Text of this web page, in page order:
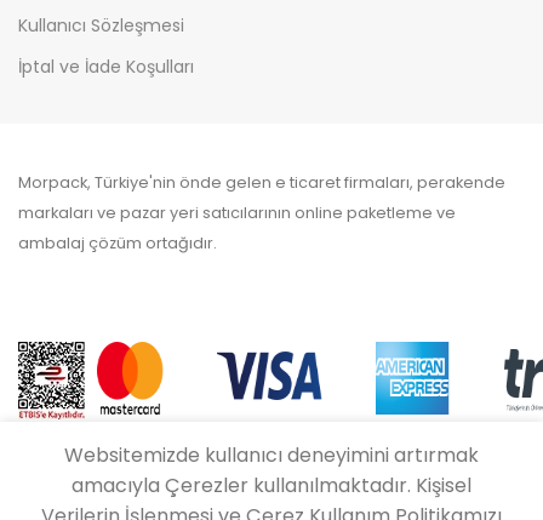
Kullanıcı Sözleşmesi
İptal ve İade Koşulları
Morpack, Türkiye'nin önde gelen e ticaret firmaları, perakende
markaları ve pazar yeri satıcılarının online paketleme ve
ambalaj çözüm ortağıdır.
Websitemizde kullanıcı deneyimini artırmak
amacıyla Çerezler kullanılmaktadır. Kişisel